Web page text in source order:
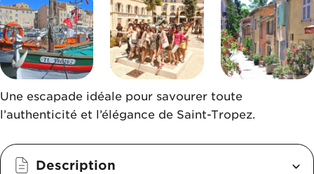
Une escapade idéale pour savourer toute
l’authenticité et l’élégance de Saint-Tropez.
Description